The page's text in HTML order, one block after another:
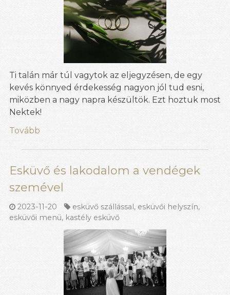
Ti talán már túl vagytok az eljegyzésen, de egy
kevés könnyed érdekesség nagyon jól tud esni,
miközben a nagy napra készültök. Ezt hoztuk most
Nektek!
Tovább
Esküvő és lakodalom a vendégek
szemével
2023-11-20 esküvő szállással, esküvői helyszín,
esküvői menü, kastély esküvő